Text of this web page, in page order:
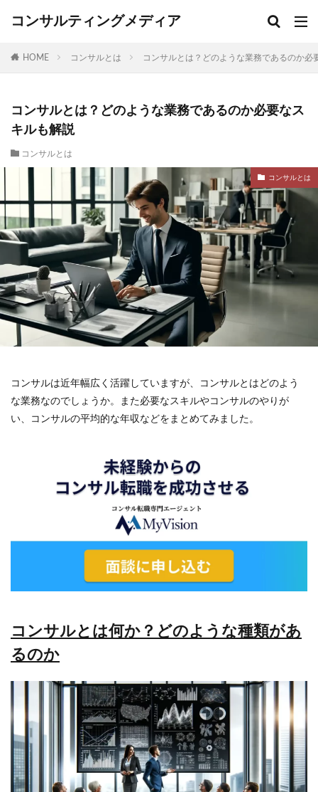
コンサルティングメディア
HOME コンサルとは コンサルとは？どのような業務であるのか必
コンサルとは？どのような業務であるのか必要なス
キルも解説
コンサルとは
コンサルとは
コンサルは近年幅広く活躍していますが、コンサルとはどのよう
な業務なのでしょうか。また必要なスキルやコンサルのやりが
い、コンサルの平均的な年収などをまとめてみました。
コンサルとは何か？どのような種類があ
るのか